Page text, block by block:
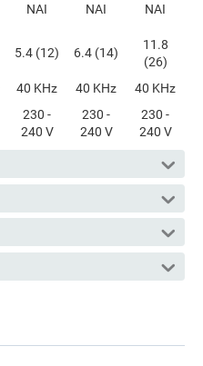
ΝΑΙ ΝΑΙ ΝΑΙ
5.4 (12) 6.4 (14)
11.8
(26)
40 KHz 40 KHz 40 KHz
230 -
240 V
230 -
240 V
230 -
240 V